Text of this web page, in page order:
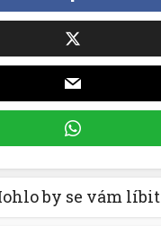
by se vám líbit